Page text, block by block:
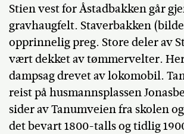
Stien vest for Åstadbakken går
gravhaugfelt. Staverbakken
opprinnelig preg. Store deler av
vært dekket av tømmervelter.
dampsag drevet av lokomobil.
reist på husmannsplassen
sider av Tanumveien fra skolen
det bevart 1800-talls og tidlig